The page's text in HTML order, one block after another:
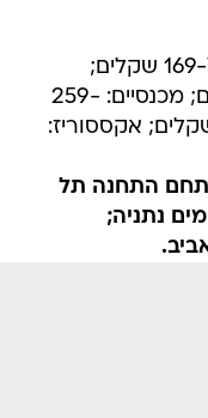
חולצות וגופיות: 169-718 שקלים;
שמלות וחצאיות: 429-629 שקלים; מכנסיים: 259-
שקלים; עליוניות: 545-945 שקלים; אקססוריז:
מתחם התחנה תל
נתניה;